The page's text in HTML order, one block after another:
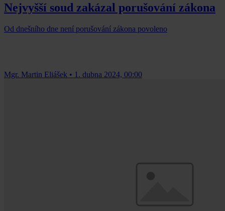
Nejvyšší soud zakázal porušování zákona
Od dnešního dne není porušování zákona povoleno
Mgr. Martin Eliášek • 1. dubna 2024, 00:00